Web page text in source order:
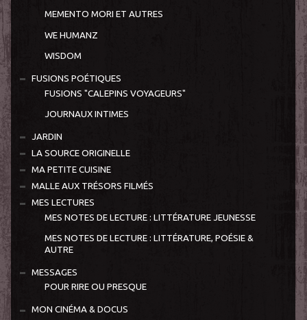
MEMENTO MORI ET AUTRES
WE HUMANZ
WISDOM
FUSIONS POÉTIQUES
FUSIONS "CALEPINS VOYAGEURS"
JOURNAUX INTIMES
JARDIN
LA SOURCE ORIGINELLE
MA PETITE CUISINE
MALLE AUX TRÉSORS FILMÉS
MES LECTURES
MES NOTES DE LECTURE : LITTÉRATURE JEUNESSE
MES NOTES DE LECTURE : LITTÉRATURE, POÉSIE &
AUTRE
MESSAGES
POUR RIRE OU PRESQUE
MON CINÉMA & DOCUS